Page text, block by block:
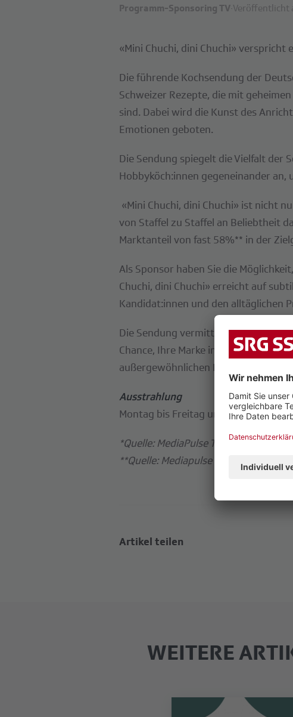
Programm-Sponsoring TV·Veröffentlicht
«Mini Chuchi, dini Chuchi»
Die führende Kochsendung der
Schweizer Rezepte, die mit
sind. Dabei wird die Kunst des
Emotionen geboten.
Die Sendung spiegelt die Vielfalt der
Hobbyköch:innen gegeneinander
«Mini Chuchi, dini Chuchi» ist nicht
von Staffel zu Staffel an Beliebtheit
Marktanteil von fast 58%** in der
Als Sponsor haben Sie die
Chuchi, dini Chuchi» erreicht auf
Kandidat:innen und den alltäglichen
Die Sendung vermittelt Schweizer
Chance, Ihre Marke in einer der
außergewöhnlichen Imagetransfer
Ausstrahlung
Montag bis Freitag um 18.15 Uhr auf
*Quelle: MediaPulse TV Data Instar
**Quelle: Mediapulse TV Data, HiRes,
Artikel teilen
WEITERE